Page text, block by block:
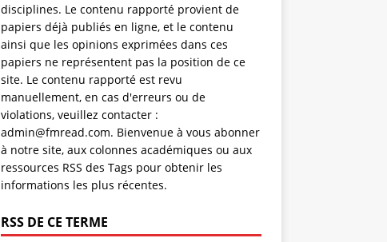
disciplines. Le contenu rapporté provient de
papiers déjà publiés en ligne, et le contenu
ainsi que les opinions exprimées dans ces
papiers ne représentent pas la position de ce
site. Le contenu rapporté est revu
manuellement, en cas d'erreurs ou de
violations, veuillez contacter :
admin@fmread.com. Bienvenue à vous abonner
à notre site, aux colonnes académiques ou aux
ressources RSS des Tags pour obtenir les
informations les plus récentes.
RSS DE CE TERME